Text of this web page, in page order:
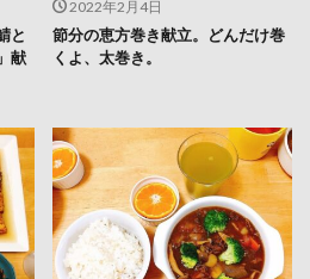
と
献
2022年2月4日
節分の恵方巻き献立。どんだけ巻
くよ、太巻き。